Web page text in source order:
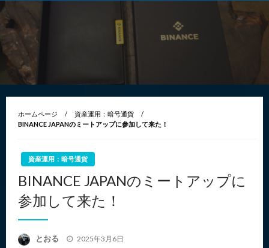
ホームページ
資産運用：暗号通貨
BINANCE JAPANのミートアップに参加して来た！
資産運用：暗号通貨
BINANCE JAPANのミートアップに
参加して来た！
とおる
投
2025年3月6日